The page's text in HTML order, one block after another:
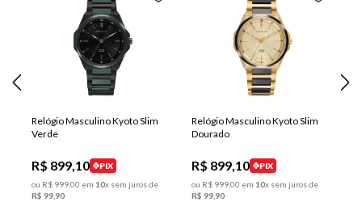
Relógio Masculino Kyoto Slim
Verde
R$ 899,10
PIX
ou R$ 99900 em 10x sem juros de
R$ 99 90
Relógio Masculino Kyoto Slim
Dourado
R$ 899,10
PIX
ou R$ 99900 em 10x sem juros de
R$ 99 90